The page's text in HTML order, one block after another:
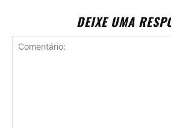
DEIXE UMA